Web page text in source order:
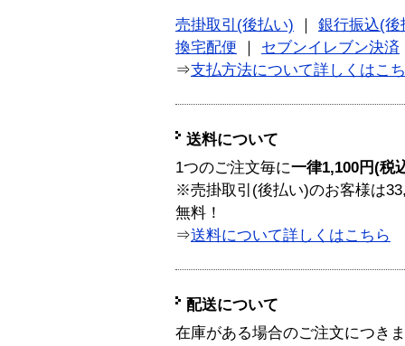
売掛取引(後払い)
銀行振込(後
換宅配便
セブンイレブン決済
⇒支払方法について詳しくはこ
送料について
1つのご注文毎に一律1,100円(税
※売掛取引(後払い)のお客様は
無料！
⇒送料について詳しくはこちら
配送について
在庫がある場合のご注文につき